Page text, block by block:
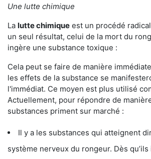
Une lutte chimique
La lutte chimique est un procédé
un seul résultat, celui de la mort du
ingère une substance toxique :
Cela peut se faire de manière
les effets de la substance se
l'immédiat. Ce moyen est plus utilisé
Actuellement, pour répondre de
substances priment sur marché :
Il y a les substances qui atteignent
système nerveux du rongeur. Dès